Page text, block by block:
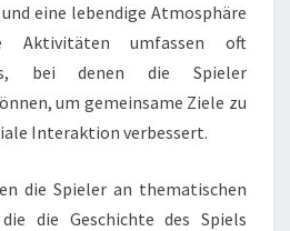
eine lebendige Atmosphäre
Aktivitäten umfassen oft
bei denen die Spieler
um gemeinsame Ziele zu
Interaktion verbessert.
die Spieler an thematischen
die Geschichte des Spiels